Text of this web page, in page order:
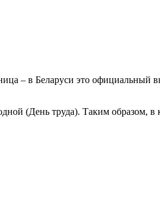
– в Беларуси это официальный
(День труда). Таким образом, в